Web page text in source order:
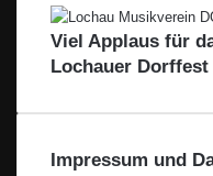
Viel Applaus für
Lochauer Dorffest
Impressum und